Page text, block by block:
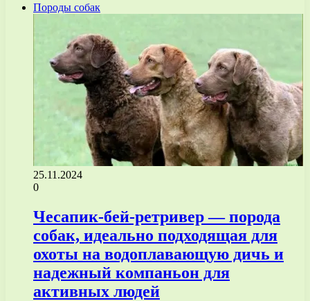
Породы собак
25.11.2024
0
Чесапик-бей-ретривер — порода
собак, идеально подходящая для
охоты на водоплавающую дичь и
надежный компаньон для
активных людей